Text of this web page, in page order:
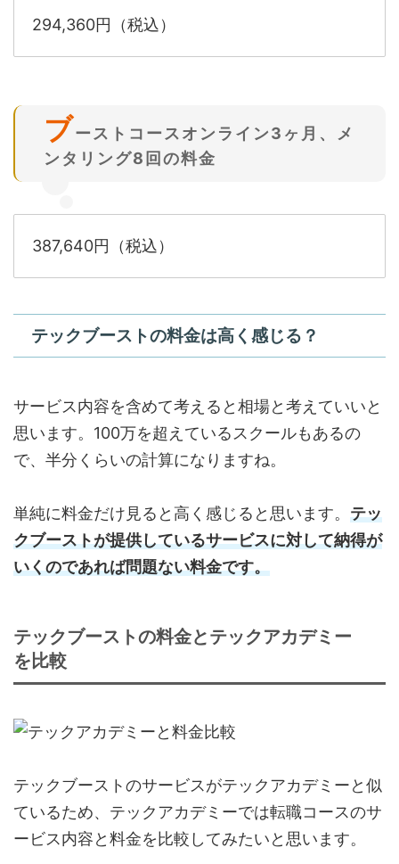
294,360円（税込）
ブーストコースオンライン3ヶ月、メ
ンタリング8回の料金
387,640円（税込）
テックブーストの料金は高く感じる？
サービス内容を含めて考えると相場と考えていいと
思います。100万を超えているスクールもあるの
で、半分くらいの計算になりますね。
単純に料金だけ見ると高く感じると思います。 テッ
クブーストが提供しているサービスに対して納得が
いくのであれば問題ない料金です。
テックブーストの料金とテックアカデミー
を比較
テックブーストのサービスがテックアカデミーと似
ているため、テックアカデミーでは転職コースのサ
ービス内容と料金を比較してみたいと思います。